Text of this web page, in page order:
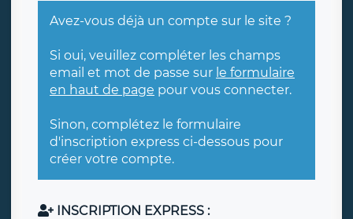
Avez-vous déjà un compte sur le site ?
Si oui, veuillez compléter les champs
email et mot de passe sur le formulaire
en haut de page pour vous connecter.
Sinon, complétez le formulaire
d'inscription express ci-dessous pour
créer votre compte.
INSCRIPTION EXPRESS :